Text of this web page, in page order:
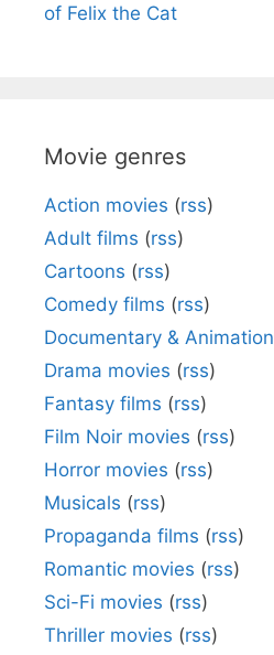
of Felix the Cat
Movie genres
Action movies (rss)
Adult films (rss)
Cartoons (rss)
Comedy films (rss)
Documentary & Animation
Drama movies (rss)
Fantasy films (rss)
Film Noir movies (rss)
Horror movies (rss)
Musicals (rss)
Propaganda films (rss)
Romantic movies (rss)
Sci-Fi movies (rss)
Thriller movies (rss)